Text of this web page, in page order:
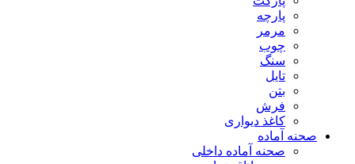
پارچه
مرمر
چوب
سنگ
تایل
بتن
فرش
کاغذ دیواری
صحنه آماده
صحنه آماده داخلی